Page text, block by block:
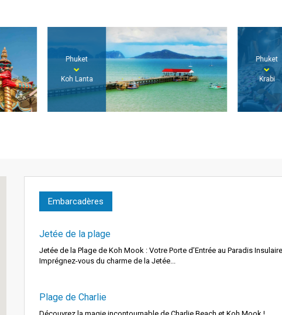
Phuket
Koh Lanta Krabi
Embarcadères
Jetée de la plage
Jetée de la Plage de Koh Mook : Votre Porte d’Entrée au Paradis Insulaire
Imprégnez-vous du charme de la Jetée...
Plage de Charlie